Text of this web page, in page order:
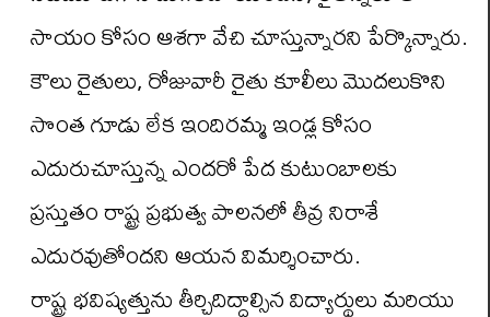
సాయం కోసం ఆశగా వేచి చూస్తున్నారని పేర్కొన్నారు.
కౌలు రైతులు, రోజువారీ రైతు కూలీలు మొదలుకొని
సొంత గూడు లేక ఇందిరమ్మ ఇండ్ల కోసం
ఎదురుచూస్తున్న ఎందరో పేద కుటుంబాలకు
ప్రస్తుతం రాష్ట్ర ప్రభుత్వ పాలనలో తీవ్ర నిరాశే
ఎదురవుతోందని ఆయన విమర్శించారు.
రాష్ట్ర భవిష్యత్తును తీర్చిదిద్దాల్సిన విద్యార్థులు మరియు